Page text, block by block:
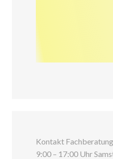
Kontakt
9:00 – 17:00 Uhr